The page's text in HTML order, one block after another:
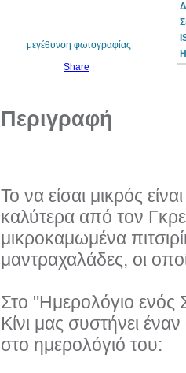
μεγέθυνση φωτογραφίας
Share
Περιγραφή
Το να είσαι μικρός
καλύτερα από τον
μικροκαμωμένα
μαντραχαλάδες, οι
Στο "Ημερολόγιο ενός
Κίνι μας συστήνει
στο ημερολόγιό του: